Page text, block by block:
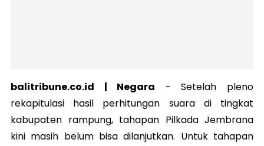
balitribune.co.id | Negara -Setelah pleno
rekapitulasi hasil perhitungan suara di tingkat
kabupaten rampung, tahapan Pilkada Jembrana
kini masih belum bisa dilanjutkan. Untuk tahapan